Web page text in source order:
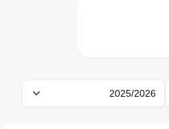
2025/2026